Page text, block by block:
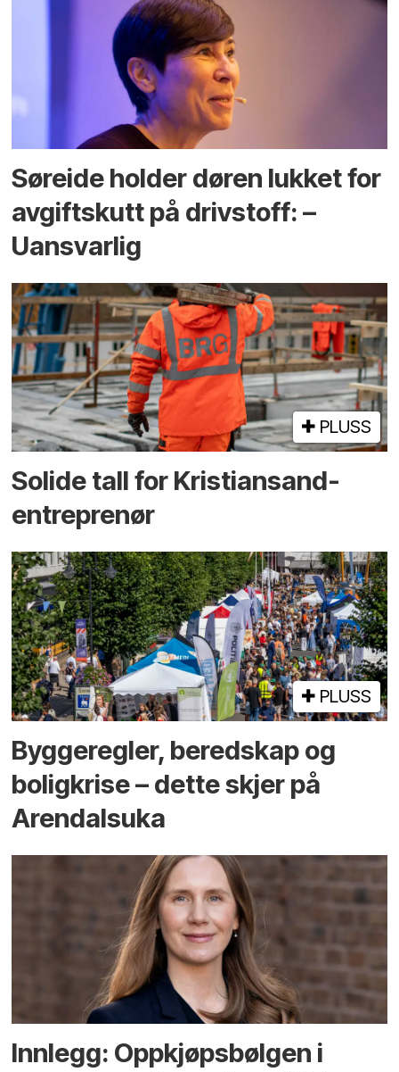
Søreide holder døren lukket for
avgiftskutt på drivstoff: –
Uansvarlig
PLUSS
Solide tall for Kristiansand-
entreprenør
PLUSS
Bygge­regler, beredskap og
bolig­krise – dette skjer på
Arendals­uka
Innlegg: Oppkjøps­bølgen i